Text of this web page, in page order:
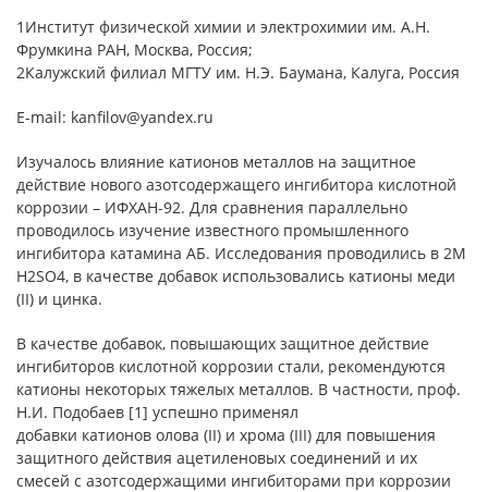
1Институт физической химии и электрохимии им. А.Н.
Фрумкина РАН, Москва, Россия;
2Калужский филиал МГТУ им. Н.Э. Баумана, Калуга, Россия
E-mail: kanfilov@yandex.ru
Изучалось влияние катионов металлов на защитное
действие нового азотсодержащего ингибитора кислотной
коррозии – ИФХАН-92. Для сравнения параллельно
проводилось изучение известного промышленного
ингибитора катамина АБ. Исследования проводились в 2М
H2SO4, в качестве добавок использовались катионы меди
(II) и цинка.
В качестве добавок, повышающих защитное действие
ингибиторов кислотной коррозии стали, рекомендуются
катионы некоторых тяжелых металлов. В частности, проф.
Н.И. Подобаев [1] успешно применял
добавки катионов олова (II) и хрома (III) для повышения
защитного действия ацетиленовых соединений и их
смесей с азотсодержащими ингибиторами при коррозии